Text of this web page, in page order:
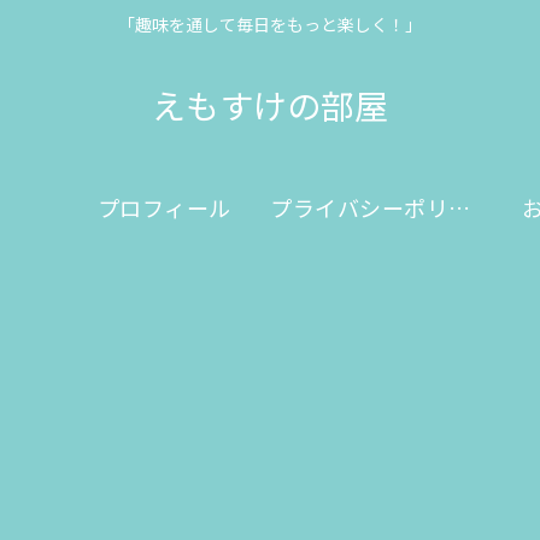
「趣味を通して毎日をもっと楽しく！」
えもすけの部屋
プロフィール プライバシーポリシー